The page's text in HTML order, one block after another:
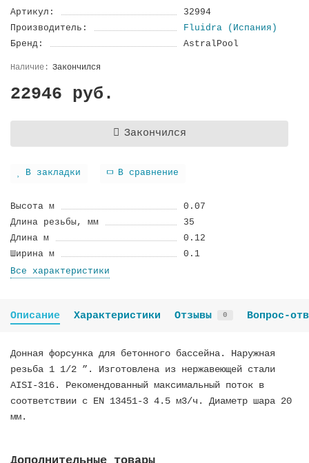
Артикул:
32994
Производитель:
Fluidra (Испания)
Бренд:
AstralPool
Закончился
22946 руб.
Закончился
В закладки В сравнение
Высота м
0.07
Длина резьбы, мм
35
Длина м
0.12
Ширина м
0.1
Все характеристики
Описание Характеристики Отзывы 0 Вопрос-
Донная форсунка для бетонного бассейна. Наружная
резьба 1 1/2 ”. Изготовлена из нержавеющей стали
AISI-316. Рекомендованный максимальный поток в
соответствии с EN 13451-3 4.5 м3/ч. Диаметр шара 20
мм.